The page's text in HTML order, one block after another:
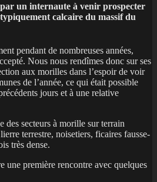
un internaute à venir prospecter
calcaire du massif du
pendant de nombreuses années,
Nous nous rendîmes donc sur ses
aux morilles dans l’espoir de voir
de l’année, ce qui était possible
jours et à une relative
des secteurs à morille sur terrain
terrestre, noisetiers, ficaires fausse-
très dense.
une première rencontre avec quelques